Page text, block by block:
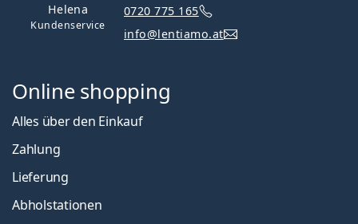
Helena
Kundenservice
0720 775 165
info@lentiamo.at
Online shopping
Alles über den Einkauf
Zahlung
Lieferung
Abholstationen